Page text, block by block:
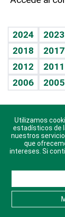
Vida y familia
Eñe
Celebrando la
Sin complejos
En pocas
Escuchando al
Economía
TBT Deportivo
Guía del dinero
Horóscopos
Crucigramas
2024 2023
2018
2017
2012
2011
2006
2005
Descarga
© 2021
Consulta
Utilizamos
estadísticos de
nuestros
que
intereses. Si